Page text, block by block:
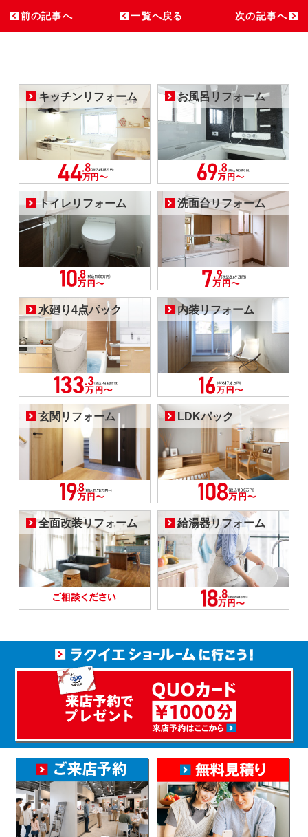
前の記事へ 一覧へ戻る 次の記事へ
キッチンリフォーム お風呂リフォーム
トイレリフォーム 洗面台リフォーム
水廻り4点パック 内装リフォーム
玄関リフォーム LDKパック
全面改装リフォーム 給湯器リフォーム